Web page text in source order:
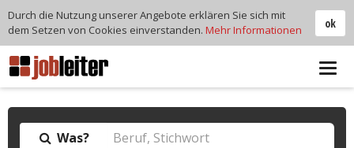
Was?
ok
Durch die Nutzung unserer Angebote erklären Sie sich mit
dem Setzen von Cookies einverstanden. Mehr Informationen